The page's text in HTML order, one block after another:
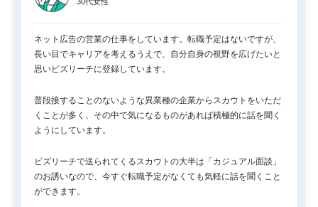
ネット広告の営業の仕事をしています。転職予定はないですが、
長い目でキャリアを考えるうえで、自分自身の視野を広げたいと
思いビズリーチに登録しています。
普段接することのないような異業種の企業からスカウトをいただ
くことが多く、その中で気になるものがあれば積極的に話を聞く
ようにしています。
ビズリーチで送られてくるスカウトの大半は「カジュアル面談」
のお誘いなので、今すぐ転職予定がなくても気軽に話を聞くこと
ができます。